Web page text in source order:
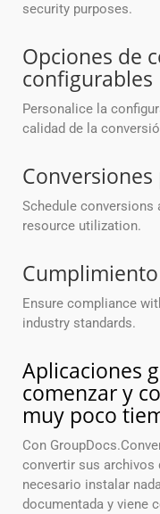
security purposes.
Opciones de
configurables
Personalice la
calidad de la
Schedule
resource utilization.
Ensure compliance
industry standards.
Aplicaciones
comenzar y
muy poco
Con
convertir sus archivos
necesario instalar
documentada y viene